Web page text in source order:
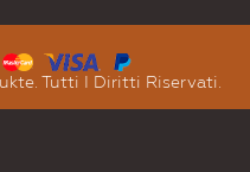
Tutti I Diritti Riservati.